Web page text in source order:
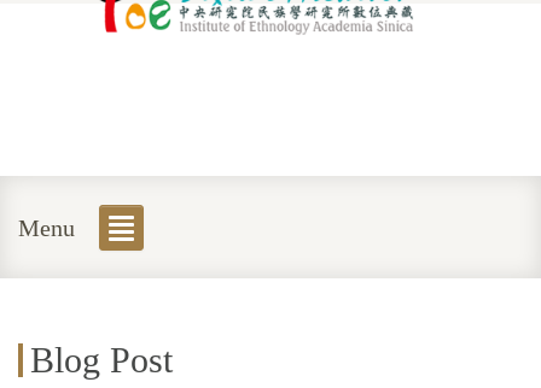
Menu
Blog Post